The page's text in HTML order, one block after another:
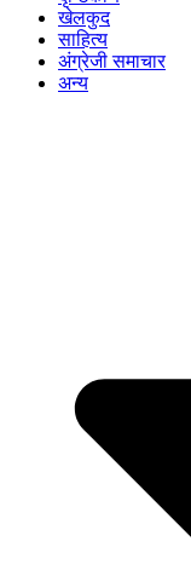
खेलकुद
साहित्य
अंग्रेजी समाचार
अन्य